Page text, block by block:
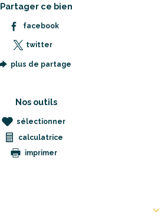
Partager ce bien
facebook
twitter
plus de partage
Nos outils
sélectionner
calculatrice
imprimer